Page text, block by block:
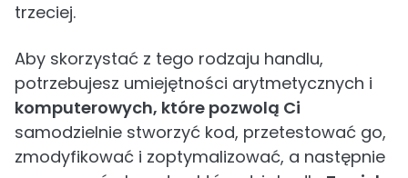
trzeciej.
Aby skorzystać z tego rodzaju handlu,
potrzebujesz umiejętności arytmetycznych i
komputerowych, które pozwolą Ci
samodzielnie stworzyć kod, przetestować go,
zmodyfikować i zoptymalizować, a następnie